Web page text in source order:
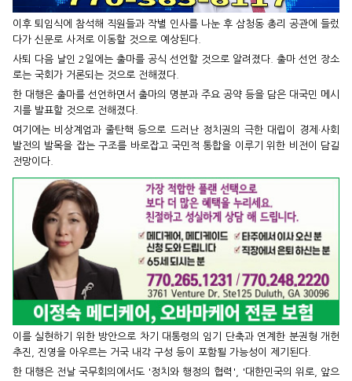
이후 퇴임식에 참석해 직원들과 작별 인사를 나눈 후 삼청동 총리 공관에 들렀
다가 신문로 사저로 이동할 것으로 예상된다.
사퇴 다음 날인 2일에는 출마를 공식 선언할 것으로 알려졌다. 출마 선언 장소
로는 국회가 거론되는 것으로 전해졌다.
한 대행은 출마를 선언하면서 출마의 명분과 주요 공약 등을 담은 대국민 메시
지를 발표할 것으로 전해졌다.
여기에는 비상계엄과 줄탄핵 등으로 드러난 정치권의 극한 대립이 경제·사회
발전의 발목을 잡는 구조를 바로잡고 국민적 통합을 이루기 위한 비전이 담길
전망이다.
이를 실현하기 위한 방안으로 차기 대통령의 임기 단축과 연계한 분권형 개헌
추진, 진영을 아우르는 거국 내각 구성 등이 포함될 가능성이 제기된다.
한 대행은 전날 국무회의에서도 '정치와 행정의 협력', '대한민국의 위로, 앞으